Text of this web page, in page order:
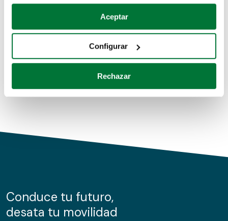
Si lo permite, también quisiéramos:
Recopilar información sobre su ubicación geográfica
Identificar su dispositivo analizándolo activamente
para buscar características específicas (huellas
Obtenga más información sobre cómo se procesan sus
de cookies.
información sobre el uso que haga del sitio web con
nuestros partners de redes sociales, publicidad y análisis
Aceptar
Configurar
Rechazar
Coches de segunda mano
Coches de km0
Conduce tu futuro,
desata tu movilidad